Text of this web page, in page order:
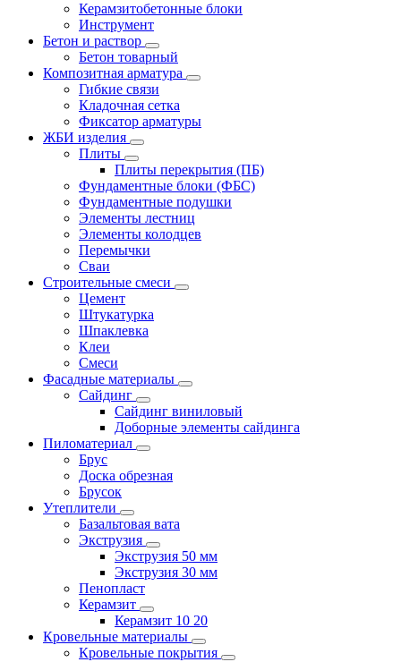
Керамзитобетонные блоки
Инструмент
Бетон и раствор
Бетон товарный
Композитная арматура
Гибкие связи
Кладочная сетка
Фиксатор арматуры
ЖБИ изделия
Плиты
Плиты перекрытия (ПБ)
Фундаментные блоки (ФБС)
Фундаментные подушки
Элементы лестниц
Элементы колодцев
Перемычки
Сваи
Строительные смеси
Цемент
Штукатурка
Шпаклевка
Клеи
Смеси
Фасадные материалы
Сайдинг
Сайдинг виниловый
Доборные элементы сайдинга
Пиломатериал
Брус
Доска обрезная
Брусок
Утеплители
Базальтовая вата
Экструзия
Экструзия 50 мм
Экструзия 30 мм
Пенопласт
Керамзит
Керамзит 10 20
Кровельные материалы
Кровельные покрытия